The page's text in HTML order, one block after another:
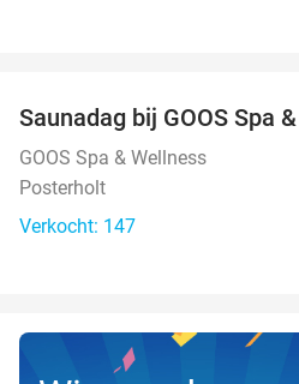
TODAY
Saunadag bij GOOS Spa
GOOS Spa & Wellness
Posterholt
Verkocht: 147